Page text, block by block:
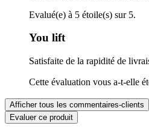
Evalué(e) à 5 étoile(s) sur 5.
You lift
Satisfaite de la rapidité de
Cette évaluation vous a-t-elle
Afficher tous les commentaires-clients
Evaluer ce produit